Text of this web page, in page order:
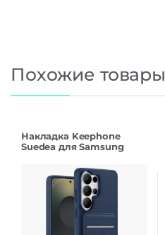
Похожие товары
Накладка Keephone
Suedea для Samsung